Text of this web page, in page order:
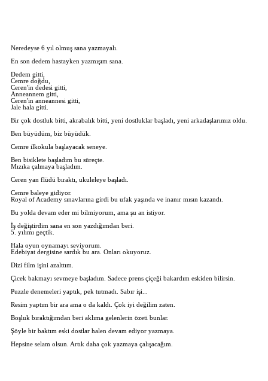
Neredeyse 6 yıl olmuş sana yazmayalı.
En son dedem hastayken yazmışım sana.
Dedem gitti,
Cemre doğdu,
Ceren'in dedesi gitti,
Anneannem gitti,
Ceren'in anneannesi gitti,
Jale hala gitti.
Bir çok dostluk bitti, akrabalık bitti, yeni dostluklar başladı, yeni arkadaşlarımız oldu.
Ben büyüdüm, biz büyüdük.
Cemre ilkokula başlayacak seneye.
Ben bisiklete başladım bu süreçte.
Mızıka çalmaya başladım.
Ceren yan flüdü bıraktı, ukuleleye başladı.
Cemre baleye gidiyor.
Royal of Academy sınavlarına girdi bu ufak yaşında ve inanır mısın kazandı.
Bu yolda devam eder mi bilmiyorum, ama şu an istiyor.
İş değiştirdim sana en son yazdığımdan beri.
5. yılımı geçtik.
Hala oyun oynamayı seviyorum.
Edebiyat dergisine sardık bu ara. Onları okuyoruz.
Dizi film işini azalttım.
Çicek bakmayı sevmeye başladım. Sadece prens çiçeği bakardım eskiden bilirsin.
Puzzle denemeleri yaptık, pek tutmadı. Sabır işi...
Resim yaptım bir ara ama o da kaldı. Çok iyi değilim zaten.
Boşluk bıraktığımdan beri aklıma gelenlerin özeti bunlar.
Şöyle bir baktım eski dostlar halen devam ediyor yazmaya.
Hepsine selam olsun. Artık daha çok yazmaya çalışacağım.